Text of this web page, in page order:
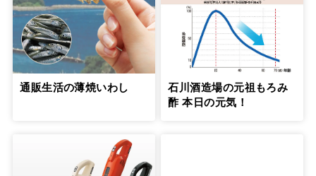
通販生活の薄焼いわし
石川酒造場の元祖もろみ
酢 本日の元気！